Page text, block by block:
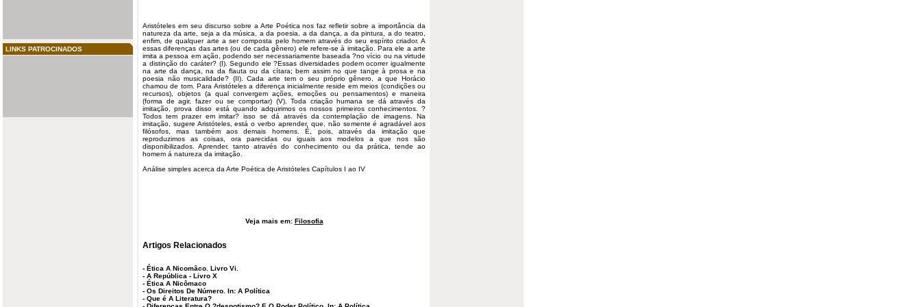
LINKS PATROCINADOS
Aristóteles em seu discurso sobre a Arte Poética nos faz refletir sobre a importância da
natureza da arte, seja a da música, a da poesia, a da dança, a da pintura, a do teatro,
enfim, de qualquer arte a ser composta pelo homem através do seu espírito criador. A
essas diferenças das artes (ou de cada gênero) ele refere-se à imitação. Para ele a arte
imita a pessoa em ação, podendo ser necessariamente baseada ?no vício ou na virtude
a distinção do caráter? (I). Segundo ele ?Essas diversidades podem ocorrer igualmente
na arte da dança, na da flauta ou da cítara; bem assim no que tange à prosa e na
poesia não musicalidade? (II). Cada arte tem o seu próprio gênero, a que Horácio
chamou de tom. Para Aristóteles a diferença inicialmente reside em meios (condições ou
recursos), objetos (a qual convergem ações, emoções ou pensamentos) e maneira
(forma de agir, fazer ou se comportar) (V). Toda criação humana se dá através da
imitação, prova disso está quando adquirimos os nossos primeiros conhecimentos. ?
Todos tem prazer em imitar? isso se dá através da contemplação deimagens . Na
imitação, sugere Aristóteles, está o verbo aprender, que, não somente é agradável aos
filósofos, mas também aos demais homens. É, pois, através da imitação que
reproduzimos as coisas, ora parecidas ou iguais aos modelos a que nos são
disponibilizados. Aprender, tanto através do conhecimento ou da prática, tende ao
homem á natureza da imitação.
Análise simples acerca da Arte Poética de Aristóteles Capítulos I ao IV
Veja mais em: Filosofia
Artigos Relacionados
- Ética A Nicomâco. Livro Vi.
- A República - Livro X
- Ética A Nicômaco
- Os Direitos De Número. In: A Política
- Que é A Literatura?